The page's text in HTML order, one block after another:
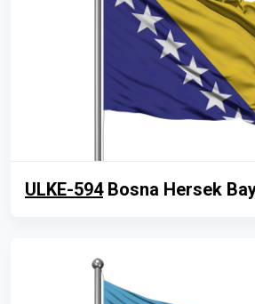
ULKE-594Bosna Hersek